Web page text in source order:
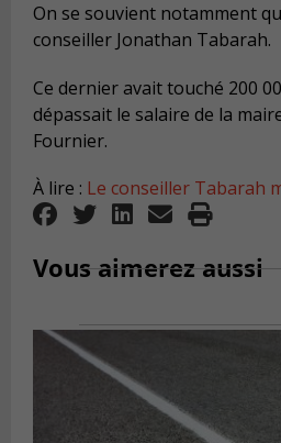
On se souvient notamment
conseiller Jonathan Tabarah.
Ce dernier avait touché 200
dépassait le salaire de la
Fournier.
À lire : Le conseiller Tabarah
Vous aimerez aussi